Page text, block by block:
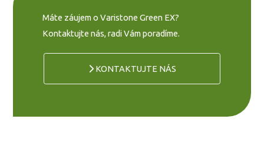
Máte záujem o Varistone Green EX?
Kontaktujte nás, radi Vám poradíme.
KONTAKTUJTE NÁS